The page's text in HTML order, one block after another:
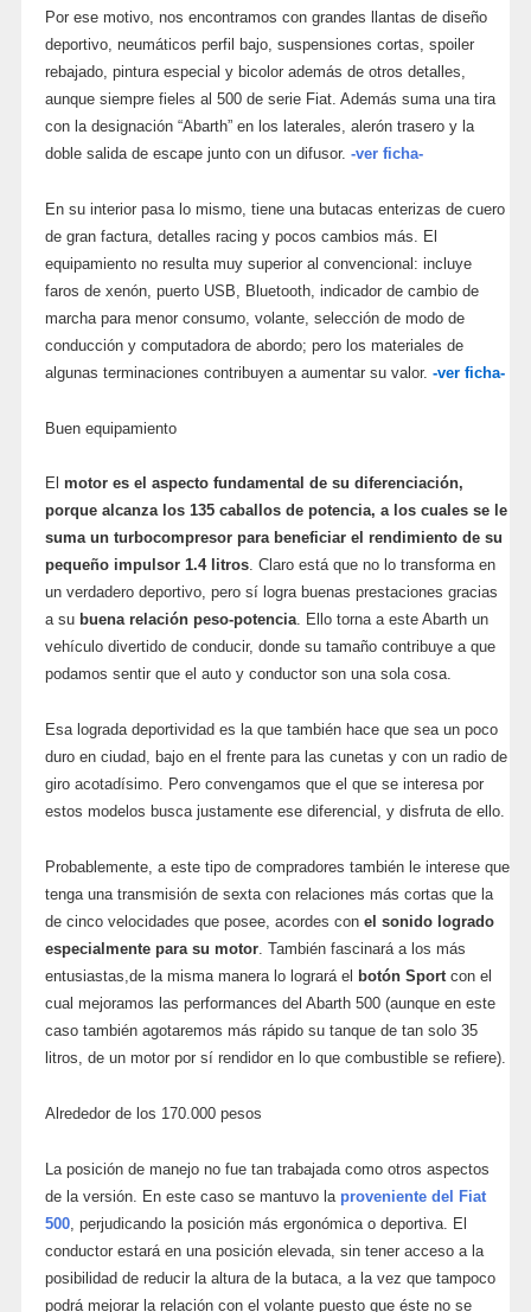
Por ese motivo, nos encontramos con grandes llantas de diseño
deportivo, neumáticos perfil bajo, suspensiones cortas, spoiler
rebajado, pintura especial y bicolor además de otros detalles,
aunque siempre fieles al 500 de serie Fiat. Además suma una tira
con la designación “Abarth” en los laterales, alerón trasero y la
doble salida de escape junto con un difusor. -ver ficha-
En su interior pasa lo mismo, tiene una butacas enterizas de cuero
de gran factura, detalles racing y pocos cambios más. El
equipamiento no resulta muy superior al convencional: incluye
faros de xenón, puerto USB, Bluetooth, indicador de cambio de
marcha para menor consumo, volante, selección de modo de
conducción y computadora de abordo; pero los materiales de
algunas terminaciones contribuyen a aumentar su valor. -ver ficha-
Buen equipamiento
El motor es el aspecto fundamental de su diferenciación,
porque alcanza los 135 caballos de potencia, a los cuales se le
suma un turbocompresor para beneficiar el rendimiento de su
pequeño impulsor 1.4 litros. Claro está que no lo transforma en
un verdadero deportivo, pero sí logra buenas prestaciones gracias
a su buena relación peso-potencia. Ello torna a este Abarth un
vehículo divertido de conducir, donde su tamaño contribuye a que
podamos sentir que el auto y conductor son una sola cosa.
Esa lograda deportividad es la que también hace que sea un poco
duro en ciudad, bajo en el frente para las cunetas y con un radio de
giro acotadísimo. Pero convengamos que el que se interesa por
estos modelos busca justamente ese diferencial, y disfruta de ello.
Probablemente, a este tipo de compradores también le interese que
tenga una transmisión de sexta con relaciones más cortas que la
de cinco velocidades que posee, acordes con el sonido logrado
especialmente para su motor. También fascinará a los más
entusiastas,de la misma manera lo logrará el botón Sportcon el
cual mejoramos las performances del Abarth 500 (aunque en este
caso también agotaremos más rápido su tanque de tan solo 35
litros, de un motor por sí rendidor en lo que combustible se refiere).
Alrededor de los 170.000 pesos
La posición de manejo no fue tan trabajada como otros aspectos
de la versión. En este caso se mantuvo la proveniente del Fiat
500, perjudicando la posición más ergonómica o deportiva. El
conductor estará en una posición elevada, sin tener acceso a la
posibilidad de reducir la altura de la butaca, a la vez que tampoco
podrá mejorar la relación con el volante puesto que éste no se